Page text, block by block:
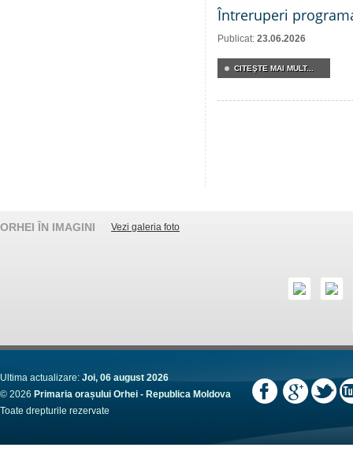
Întreruperi
Publicat: 23.06.2026
CITEŞTE MAI MULT...
ORHEI ÎN IMAGINI Vezi galeria foto
Ultima actualizare: Joi, 06 august 2026
© 2026 Primaria orașului Orhei - Republica Moldova
Toate drepturile rezervate